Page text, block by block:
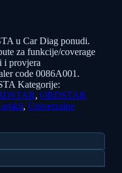
u Car Diag ponudi.
za funkcije/coverage
i provjera
code 0086A001.
Kategorije:
, OBDSTAR
, Univerzalne